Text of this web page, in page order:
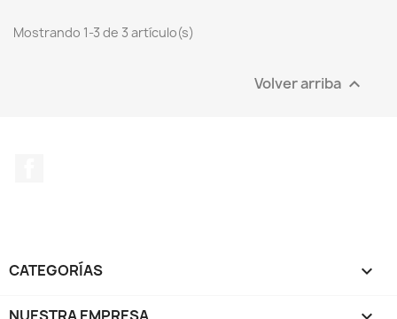
Mostrando 1-3 de 3 artículo(s)
Volver arriba 
CATEGORÍAS 